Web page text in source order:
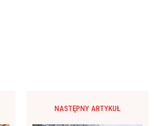
NASTĘPNY ARTYKUŁ